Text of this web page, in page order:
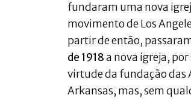
fundaram uma nova
movimento de Los
partir de então,
de 1918a nova igreja,
virtude da fundação das
Arkansas, mas, sem